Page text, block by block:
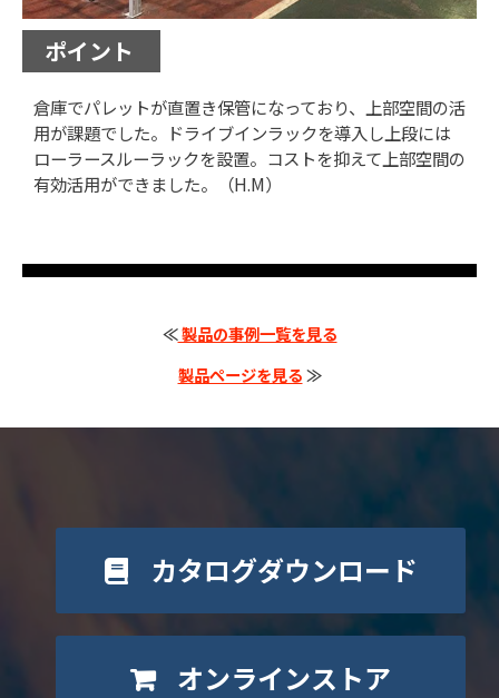
ポイント
倉庫でパレットが直置き保管になっており、上部空間の活
用が課題でした。ドライブインラックを導入し上段には
ローラースルーラックを設置。コストを抑えて上部空間の
有効活用ができました。（H.M）
≪製品の事例一覧を見る
製品ページを見る≫
カタログダウンロード
オンラインストア